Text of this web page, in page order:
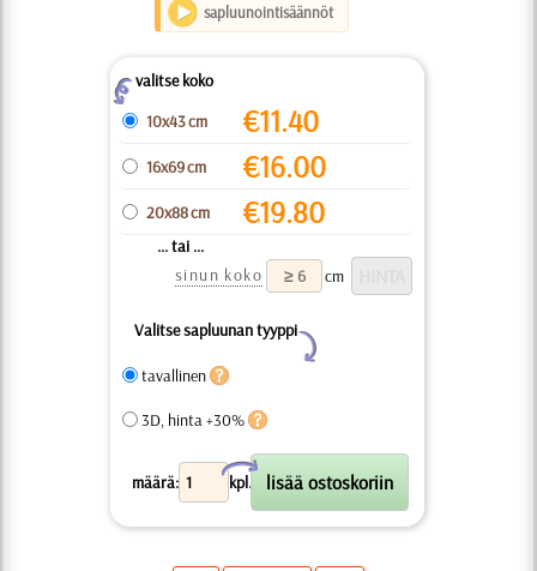
sapluunointisäännöt
Zvalitse koko
10x43 cm
€11.40
16x69 cm €16.00
20x88 cm €19.80
... tai ...
sinun koko
cm
Valitse sapluunan tyyppi
Y
tavallinen
3D, hinta +30%
määrä: kpl.
X